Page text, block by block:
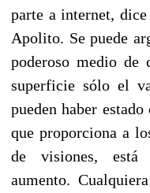
parte a internet,
Apolito. Se puede
poderoso medio de
superficie sólo el
pueden haber
que proporciona a
de visiones, está
aumento.